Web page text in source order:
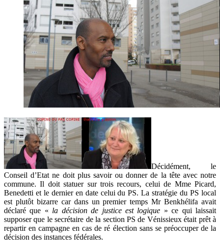
Décidément, le
Conseil d’Etat ne doit plus savoir ou donner de la tête avec notre
commune. Il doit statuer sur trois recours, celui de Mme Picard,
Benedetti et le dernier en date celui du PS. La stratégie du PS local
est plutôt bizarre car dans un premier temps Mr Benkhélifa avait
déclaré que « la décision de justice est logique » ce qui laissait
supposer que le secrétaire de la section PS de Vénissieux était prêt à
repartir en campagne en cas de ré élection sans se préoccuper de la
décision des instances fédérales.